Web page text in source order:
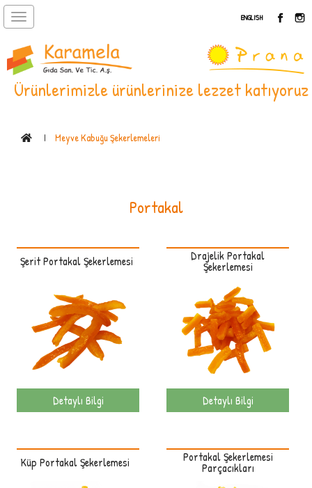
ENGLISH
Ürünlerimizle ürünlerinize lezzet katıyoruz
Toggle
Meyve Kabuğu Şekerlemeleri
Portakal
Şerit Portakal Şekerlemesi
Detaylı Bilgi
Drajelik Portakal
Şekerlemesi
Detaylı Bilgi
Küp Portakal Şekerlemesi Portakal Şekerlemesi
Parçacıkları